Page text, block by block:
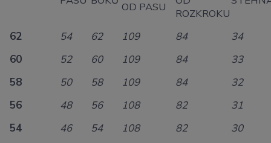
OD PASU
ROZKROKU
62 54 62 109 84
34
60
52 60 109 84
33
58
50 58 109 84
32
56
48 56 108 82
31
54
46 54 108 82
30